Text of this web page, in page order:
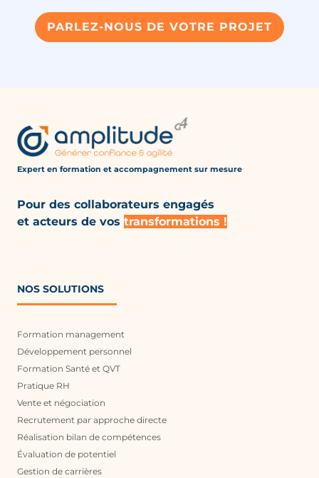
PARLEZ-NOUS DE VOTRE PROJET
Expert en formation et accompagnement sur mesure
Pour des collaborateurs engagés
et acteurs de vos transformations !
NOS SOLUTIONS
Formation management
Développement personnel
Formation Santé et QVT
Pratique RH
Vente et négociation
Recrutement par approche directe
Réalisation bilan de compétences
Évaluation de potentiel
Gestion de carrières